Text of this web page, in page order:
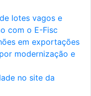
lotes vagos e
com o E-Fisc
em exportações
modernização e
no site da